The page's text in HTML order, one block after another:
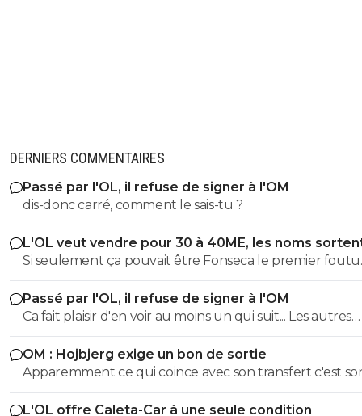
DERNIERS COMMENTAIRES
Passé par l'OL, il refuse de signer à l'OM
dis-donc carré, comment le sais-tu ?
L'OL veut vendre pour 30 à 40ME, les noms
Si seulement ça pouvait être Fonseca le premier foutu
dehors, l'OL et ce très bon effectif s'en porterait tout
mieux
Passé par l'OL, il refuse de signer à l'OM
Ca fait plaisir d'en voir au moins un qui suit... Les autres
doivent être des abrutis de supporters non ?
OM : Hojbjerg exige un bon de sortie
Apparemment ce qui coince avec son transfert c'est
salaire. S'il veut vraiment partir, il sait quoi faire.
L'OL offre Caleta-Car à une seule condition